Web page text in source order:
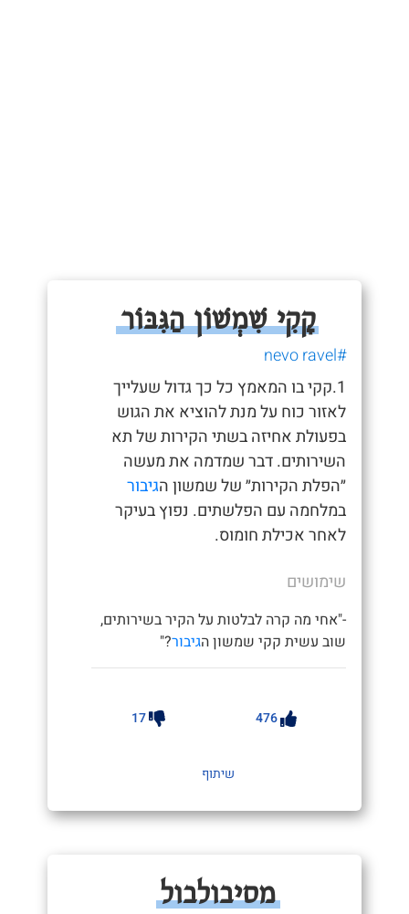
קָקִי שִׁמְשׁוֹן הַגִּבּוֹר
#nevo ravel
1.קקי בו המאמץ כל כך גדול שעלייך
לאזור כוח על מנת להוציא את הגוש
בפעולת אחיזה בשתי הקירות של תא
השירותים. דבר שמדמה את מעשה
״הפלת הקירות״ של שמשון הגיבור
במלחמה עם הפלשתים. נפוץ בעיקר
לאחר אכילת חומוס.
שימושים
-"אחי מה קרה לבלטות על הקיר בשירותים,
שוב עשית קקי שמשון הגיבור?"
476
17
שיתוף
מסיבולבול